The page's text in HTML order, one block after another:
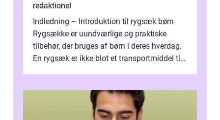
redaktionel
Indledning – Introduktion til rygsæk børn
Rygsække er uundværlige og praktiske
tilbehør, der bruges af børn i deres hverdag.
En rygsæk er ikke blot et transportmiddel til